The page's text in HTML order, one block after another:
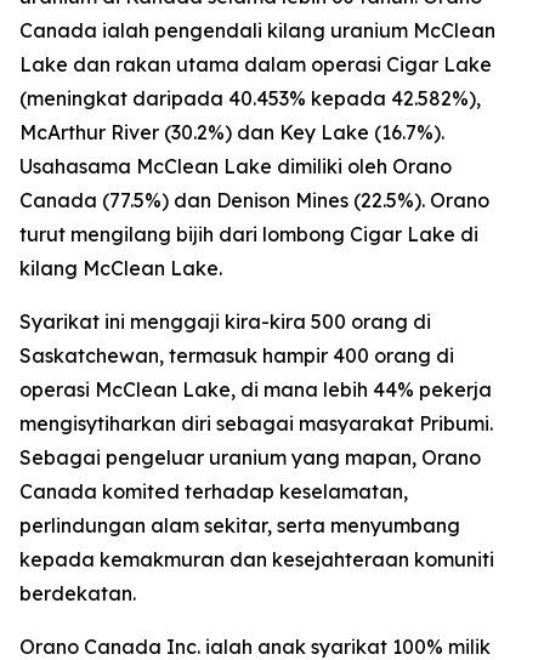
Canada ialah pengendali kilang uranium McClean
Lake dan rakan utama dalam operasi Cigar Lake
(meningkat daripada 40.453% kepada 42.582%),
McArthur River (30.2%) dan Key Lake (16.7%).
Usahasama McClean Lake dimiliki oleh Orano
Canada (77.5%) dan Denison Mines (22.5%). Orano
turut mengilang bijih dari lombong Cigar Lake di
kilang McClean Lake.
Syarikat ini menggaji kira-kira 500 orang di
Saskatchewan, termasuk hampir 400 orang di
operasi McClean Lake, di mana lebih 44% pekerja
mengisytiharkan diri sebagai masyarakat Pribumi.
Sebagai pengeluar uranium yang mapan, Orano
Canada komited terhadap keselamatan,
perlindungan alam sekitar, serta menyumbang
kepada kemakmuran dan kesejahteraan komuniti
berdekatan.
Orano Canada Inc. ialah anak syarikat 100% milik